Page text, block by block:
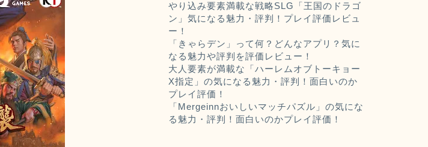
やり込み要素満載な戦略SLG「王国のドラゴ
ン」気になる魅力・評判！プレイ評価レビュ
ー！
「きゃらデン」って何？どんなアプリ？気に
なる魅力や評判を評価レビュー！
大人要素が満載な「ハーレムオブトーキョー
X指定」の気になる魅力・評判！面白いのか
プレイ評価！
「Mergeinnおいしいマッチパズル」の気にな
る魅力・評判！面白いのかプレイ評価！